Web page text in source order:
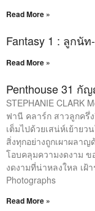
Read More »
Fantasy 1 : ลูกนั
Read More »
Penthouse 31 กั
STEPHANIE CLARK
ฟานี คลาร์ก สาวลูกครึ่
เต็มไปด้วยเสน่ห์เย้าย
สิ่งทุกอย่างถูกเผาผลา
โอบคลุมความงดงาม ข
งดงามที่น่าหลงใหล เ
Photographs
Read More »